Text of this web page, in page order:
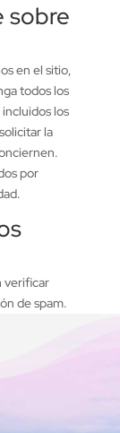
sobre
en el sitio,
todos los
los
la
por
verificar
de spam.